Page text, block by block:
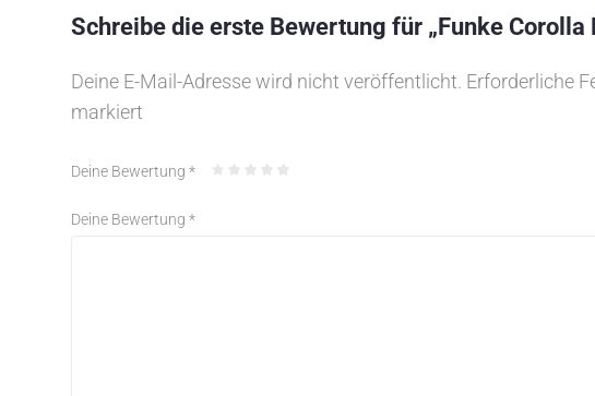
Schreibe die erste Bewertung für „Funke Corolla
Deine E-Mail-Adresse wird nicht veröffentlicht. Erforderliche
markiert
Deine Bewertung *
Deine Bewertung *